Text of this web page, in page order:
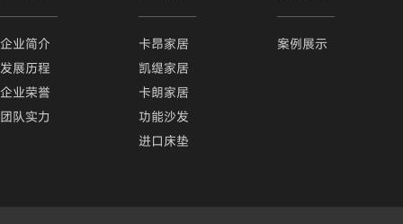
企业简介
发展历程
企业荣誉
团队实力
卡昂家居
凯缇家居
卡朗家居
功能沙发
进口床垫
案例展示